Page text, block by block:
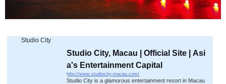
Studio City
Studio City, Macau | Official Site | Asi
a's Entertainment Capital
http://www.studiocity-macau.com/
Studio City is a glamorous entertainment resort in Macau